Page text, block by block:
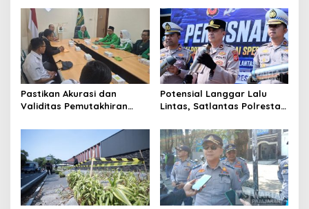
Kota Cimahi
Pastikan Akurasi dan
Validitas Pemutakhiran
Cimahi Lakukan
Potensial Langgar Lalu
Lintas, Satlantas Polresta
Motor Berknalpot Brong